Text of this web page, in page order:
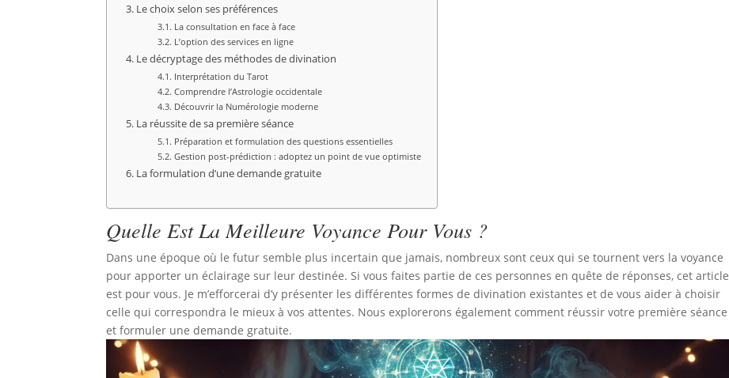
Le choix selon ses préférences
La consultation en face à face
L’option des services en ligne
Le décryptage des méthodes de divination
Interprétation du Tarot
Comprendre l’Astrologie occidentale
Découvrir la Numérologie moderne
La réussite de sa première séance
Préparation et formulation des questions essentielles
Gestion post-prédiction : adoptez un point de vue optimiste
La formulation d’une demande gratuite
Quelle Est La Meilleure Voyance Pour Vous ?
Dans une époque où le futur semble plus incertain que jamais, nombreux sont ceux qui se tournent vers la voyance
pour apporter un éclairage sur leur destinée. Si vous faites partie de ces personnes en quête de réponses, cet article
est pour vous. Je m’efforcerai d’y présenter les différentes formes de divination existantes et de vous aider à choisir
celle qui correspondra le mieux à vos attentes. Nous explorerons également comment réussir votre première séance
et formuler une demande gratuite.